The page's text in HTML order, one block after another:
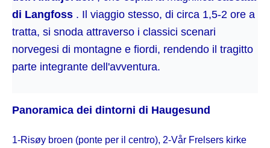
di Langfoss . Il viaggio stesso, di circa 1,5-2 ore a
tratta, si snoda attraverso i classici scenari
norvegesi di montagne e fiordi, rendendo il tragitto
parte integrante dell'avventura.
Panoramica dei dintorni di Haugesund
1-Risøy broen (ponte per il centro), 2-Vår Frelsers kirke